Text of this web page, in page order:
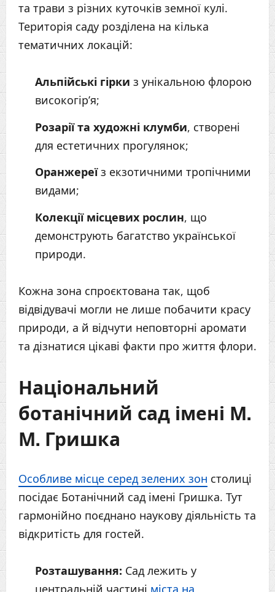
та трави з різних куточків земної кулі.
Територія саду розділена на кілька
тематичних локацій:
Альпійські гірки з унікальною флорою
високогір’я;
Розарії та художні клумби, створені
для естетичних прогулянок;
Оранжереїз екзотичними тропічними
видами;
Колекції місцевих рослин, що
демонструють багатство української
природи.
Кожна зона спроєктована так, щоб
відвідувачі могли не лише побачити красу
природи, а й відчути неповторні аромати
та дізнатися цікаві факти про життя флори.
Національний
ботанічний сад імені М.
М. Гришка
Особливе місце серед зелених зон столиці
посідає Ботанічний сад імені Гришка. Тут
гармонійно поєднано наукову діяльність та
відкритість для гостей.
Розташування: Сад лежить у
центральній частині міста на